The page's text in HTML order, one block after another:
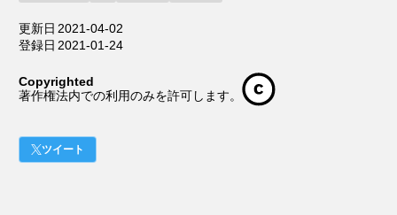
更新日 2021-04-02
登録日 2021-01-24
Copyrighted
著作権法内での利用のみを許可します。
ツイート